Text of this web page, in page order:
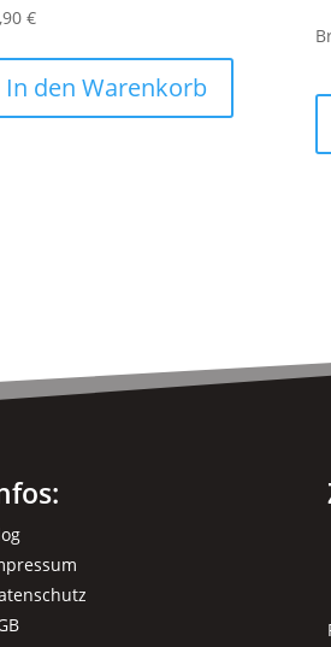
€
In den Warenkorb